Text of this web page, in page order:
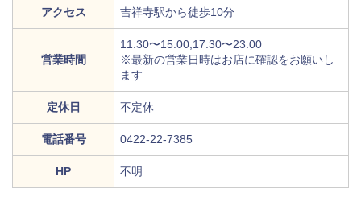
アクセス 吉祥寺駅から徒歩10分
営業時間
11:30〜15:00,17:30〜23:00
※最新の営業日時はお店に確認をお願いし
ます
定休日 不定休
電話番号 0422-22-7385
HP 不明